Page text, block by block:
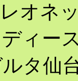
オネ
ィー
タ仙